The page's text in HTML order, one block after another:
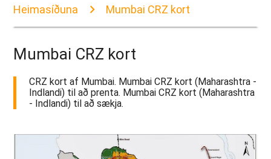
Heimasíðuna Mumbai CRZ kort
Mumbai CRZ kort
CRZ kort af Mumbai. Mumbai CRZ kort (Maharashtra -
Indlandi) til að prenta. Mumbai CRZ kort (Maharashtra
- Indlandi) til að sækja.